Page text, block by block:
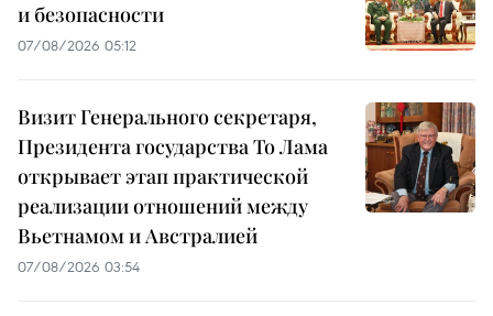
и безопасности
07/08/2026 05:12
Визит Генерального секретаря,
Президента государства То Лама
открывает этап практической
реализации отношений между
Вьетнамом и Австралией
07/08/2026 03:54